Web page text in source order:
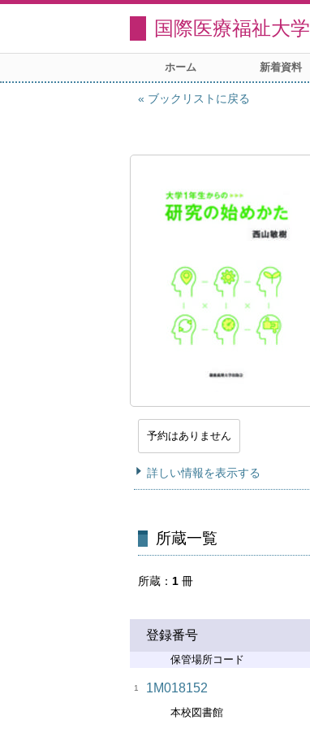
国際医療福祉大
ホーム 新着資料
ブックリストに戻る
予約はありません
詳しい情報を表示する
所蔵一覧
所蔵 1 冊
登録番号
保管場所コード
1 1M018152
本校図書館